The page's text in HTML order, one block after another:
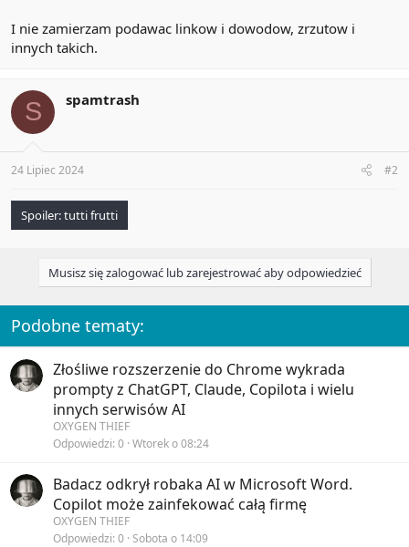
I nie zamierzam podawac linkow i dowodow, zrzutow i
innych takich.
S spamtrash
24 Lipiec 2024 #2
Spoiler:tutti frutti
Musisz się zalogować lub zarejestrować aby odpowiedzieć
Podobne tematy:
Złośliwe rozszerzenie do Chrome wykrada
prompty z ChatGPT, Claude, Copilota i wielu
innych serwisów AI
OXYGEN THIEF
Odpowiedzi 0 Wtorek o 08:24
Badacz odkrył robaka AI w Microsoft Word.
Copilot może zainfekować całą firmę
OXYGEN THIEF
Odpowiedzi 0 Sobota o 14:09